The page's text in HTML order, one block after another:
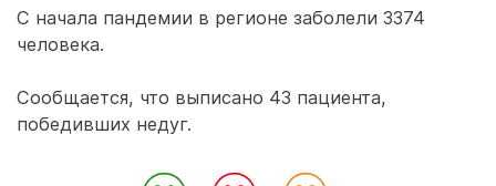
С начала пандемии в регионе заболели 3374
человека.
Сообщается, что выписано 43 пациента,
победивших недуг.